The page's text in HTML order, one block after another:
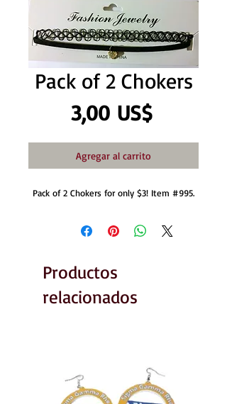
Pack of 2 Chokers
3,00 US$Precio
Agregar al carrito
Pack of 2 Chokers for only $3! Item #995.
Productos
relacionados